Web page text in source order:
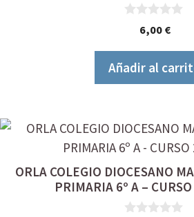
6,00 €
Añadir al
ORLA COLEGIO DIOCESANO
PRIMARIA 6º A –